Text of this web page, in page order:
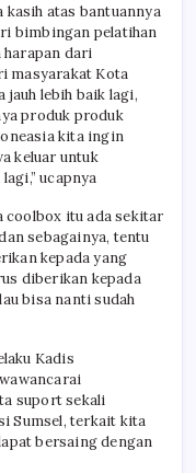
atas bantuannya
bimbingan pelatihan
harapan dari
masyarakat Kota
jauh lebih baik lagi,
produk produk
kita ingin
keluar untuk
ucapnya
coolbox itu ada sekitar
sebagainya, tentu
kepada yang
diberikan kepada
bisa nanti sudah
Kadis
suport sekali
Sumsel, terkait kita
bersaing dengan